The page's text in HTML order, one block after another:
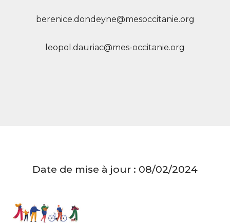
berenice.dondeyne@mesoccitanie.org
leopol.dauriac@mes-occitanie.org
Date de mise à jour : 08/02/2024